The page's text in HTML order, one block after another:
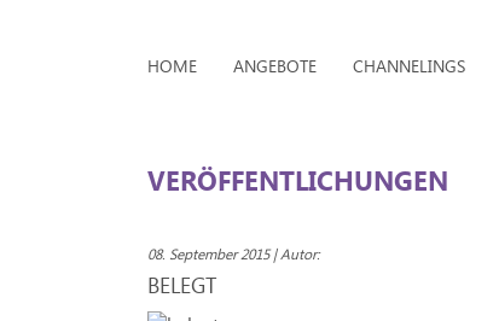
HOME ANGEBOTE CHANNELINGS
VERÖFFENTLICHUNGEN
08. September 2015 | Autor:
BELEGT